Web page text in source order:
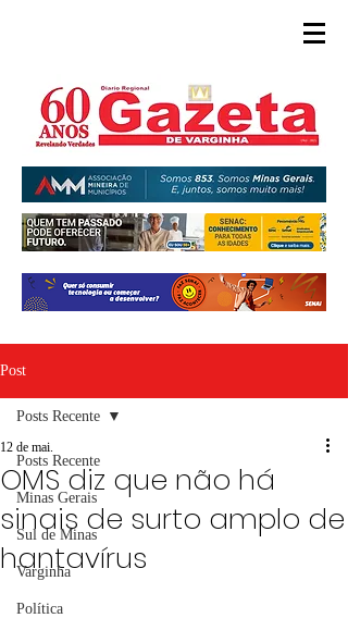
Post
Posts Recente
Minas Gerais
Sul de Minas
Varginha
Política
Posts Recente
OMS diz que não há
sinais de surto amplo de
hantavírus
12 de mai.